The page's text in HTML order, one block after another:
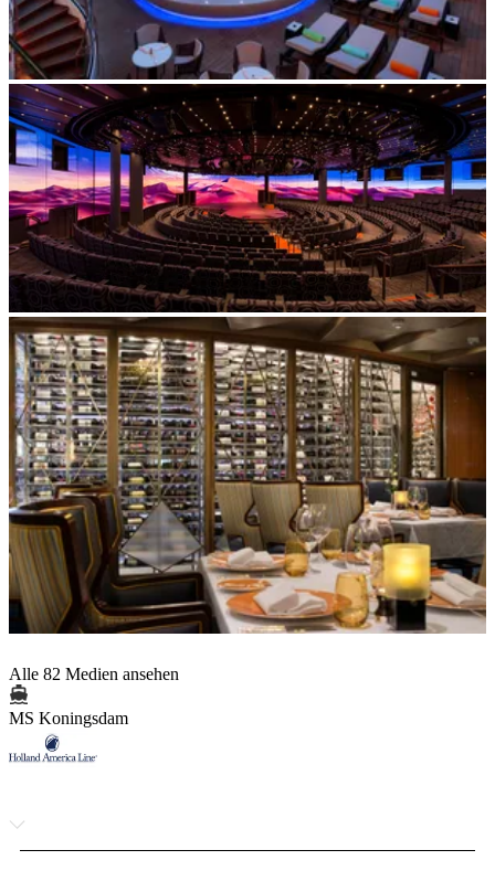
Alle 82 Medien ansehen
MS Koningsdam